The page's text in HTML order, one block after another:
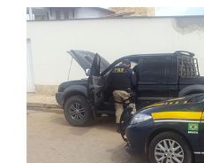
Diante desse cenário,
das rodovias federais na
Operação Guaribas, de